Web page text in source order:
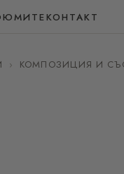
КОНТАКТ
› КОМПОЗИЦИЯ И